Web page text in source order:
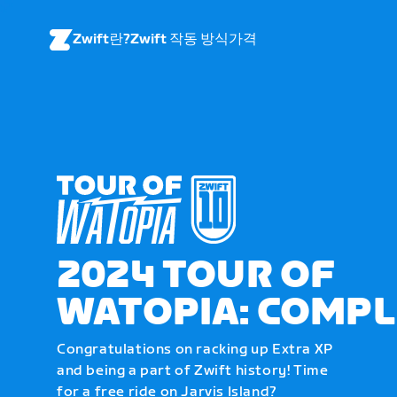
Zwift란?Zwift 작동 방식가격
2024 TOUR OF
WATOPIA:
Congratulations on racking up Extra XP
and being a part of Zwift history! Time
for a free ride on Jarvis Island?